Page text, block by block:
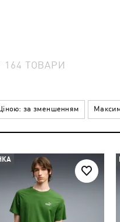
164 ТОВАРИ
за зменшенням